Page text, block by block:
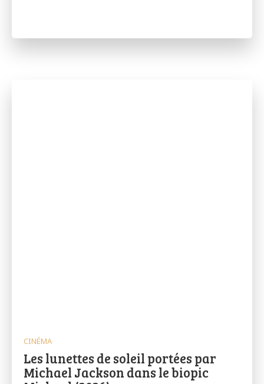
CINÉMA
Les lunettes de soleil portées par
Michael Jackson dans le biopic